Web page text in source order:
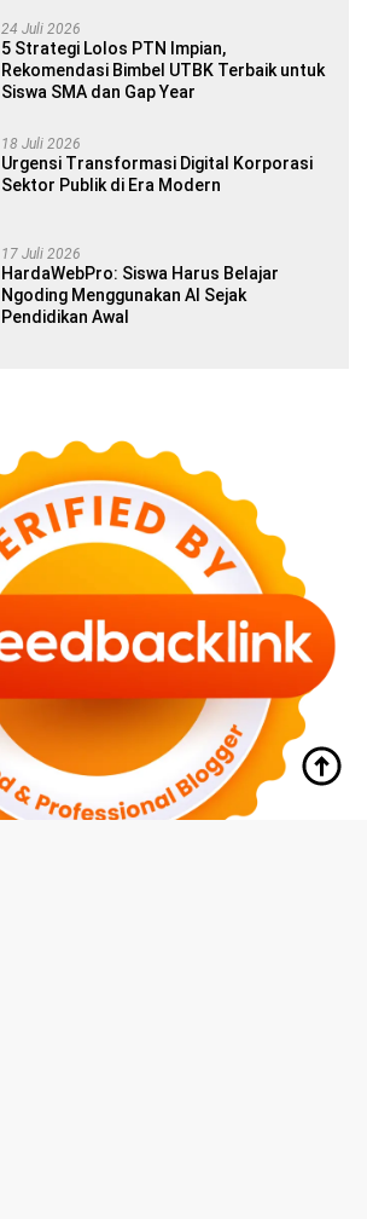
24 Juli 2026
5 Strategi Lolos PTN Impian,
Rekomendasi Bimbel UTBK Terbaik untuk
Siswa SMA dan Gap Year
18 Juli 2026
Urgensi Transformasi Digital Korporasi
Sektor Publik di Era Modern
17 Juli 2026
HardaWebPro: Siswa Harus Belajar
Ngoding Menggunakan AI Sejak
Pendidikan Awal